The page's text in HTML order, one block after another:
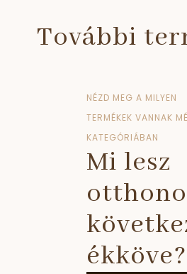
További
NÉZD MEG A MILYEN
TERMÉKEK VANNAK
KATEGÓRIÁBAN
Mi lesz
ékköve?